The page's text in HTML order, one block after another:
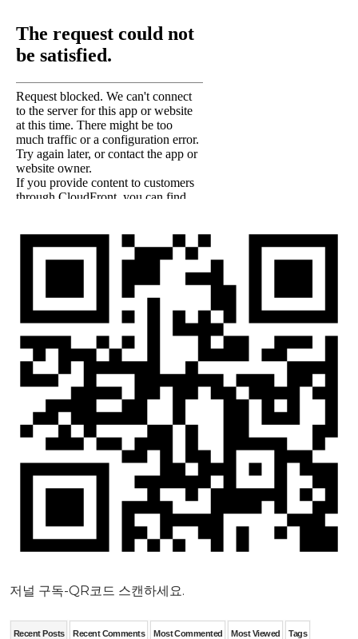
저널 구독-QR코드 스캔하세요.
Recent Posts Recent Comments Most Commented Most Viewed Tags